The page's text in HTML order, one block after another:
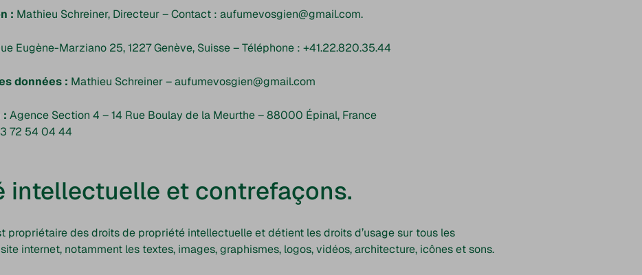
: Mathieu Schreiner, Directeur – Contact : aufumevosgien@gmail.com.
Eugène-Marziano 25, 1227 Genève, Suisse – Téléphone : +41.22.820.35.44
données : Mathieu Schreiner – aufumevosgien@gmail.com
: Agence Section 4 – 14 Rue Boulay de la Meurthe – 88000 Épinal, France
72 54 04 44
intellectuelle et contrefaçons.
propriétaire des droits de propriété intellectuelle et détient les droits d’usage sur tous les
internet, notamment les textes, images, graphismes, logos, vidéos, architecture, icônes et sons.